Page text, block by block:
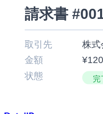
請求書
取引先
株式
金額
状態
完